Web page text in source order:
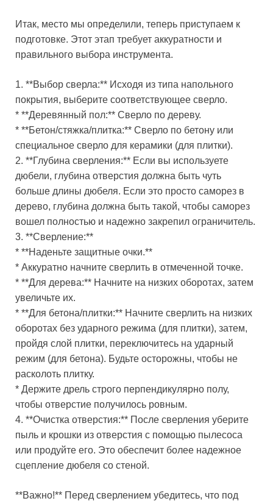
Итак, место мы определили, теперь приступаем к
подготовке. Этот этап требует аккуратности и
правильного выбора инструмента.
1. **Выбор сверла:** Исходя из типа напольного
покрытия, выберите соответствующее сверло.
* **Деревянный пол:** Сверло по дереву.
* **Бетон/стяжка/плитка:** Сверло по бетону или
специальное сверло для керамики (для плитки).
2. **Глубина сверления:** Если вы используете
дюбели, глубина отверстия должна быть чуть
больше длины дюбеля. Если это просто саморез в
дерево, глубина должна быть такой, чтобы саморез
вошел полностью и надежно закрепил ограничитель.
3. **Сверление:**
* **Наденьте защитные очки.**
* Аккуратно начните сверлить в отмеченной точке.
* **Для дерева:** Начните на низких оборотах, затем
увеличьте их.
* **Для бетона/плитки:** Начните сверлить на низких
оборотах без ударного режима (для плитки), затем,
пройдя слой плитки, переключитесь на ударный
режим (для бетона). Будьте осторожны, чтобы не
расколоть плитку.
* Держите дрель строго перпендикулярно полу,
чтобы отверстие получилось ровным.
4. **Очистка отверстия:** После сверления уберите
пыль и крошки из отверстия с помощью пылесоса
или продуйте его. Это обеспечит более надежное
сцепление дюбеля со стеной.
**Важно!** Перед сверлением убедитесь, что под